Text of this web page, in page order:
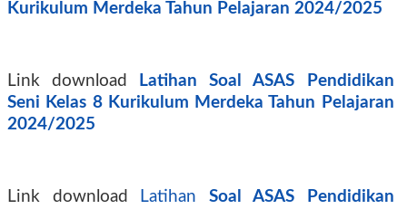
Kurikulum Merdeka Tahun Pelajaran 2024/2025
Link download
Latihan Soal ASAS Pendidikan
Seni Kelas 8 Kurikulum Merdeka Tahun Pelajaran
2024/2025
Link download Latihan Soal ASAS Pendidikan